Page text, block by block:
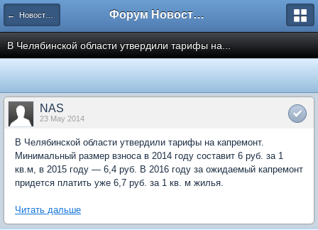
← Новости рынка недвижимости Форум Новостройки
В Челябинской области утвердили тарифы на...
NAS
23 May 2014
В Челябинской области утвердили тарифы на капремонт.
Минимальный размер взноса в 2014 году составит 6 руб. за 1
кв.м, в 2015 году — 6,4 руб. В 2016 году за ожидаемый капремонт
придется платить уже 6,7 руб. за 1 кв. м жилья.
Читать дальше